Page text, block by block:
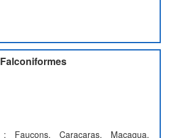
Falconiformes
: Faucons, Caracaras, Macagua,